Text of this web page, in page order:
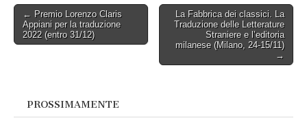
Post
navigation
← Premio Lorenzo Claris
Appiani per la traduzione
2022 (entro 31/12)
La Fabbrica dei classici. La
Traduzione delle Letterature
Straniere e l’editoria
milanese (Milano, 24-15/11)
→
PROSSIMAMENTE